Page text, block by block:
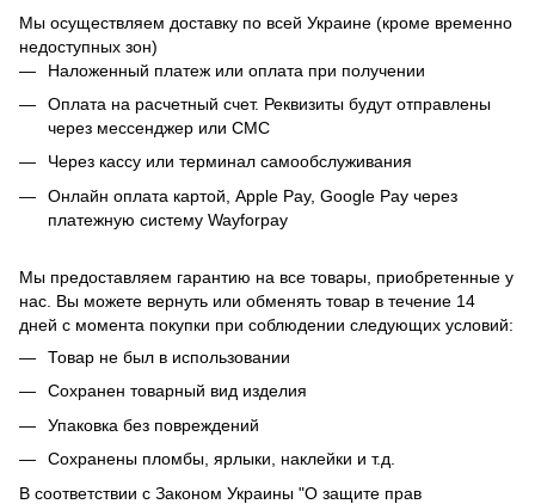
Мы осуществляем доставку по всей Украине (кроме временно
недоступных зон)
Наложенный платеж или оплата при получении
Оплата на расчетный счет. Реквизиты будут отправлены
через мессенджер или СМС
Через кассу или терминал самообслуживания
Онлайн оплата картой, Apple Pay, Google Pay через
платежную систему Wayforpay
Мы предоставляем гарантию на все товары, приобретенные у
нас. Вы можете вернуть или обменять товар в течение 14
дней с момента покупки при соблюдении следующих условий:
Товар не был в использовании
Сохранен товарный вид изделия
Упаковка без повреждений
Сохранены пломбы, ярлыки, наклейки и т.д.
В соответствии с Законом Украины "О защите прав